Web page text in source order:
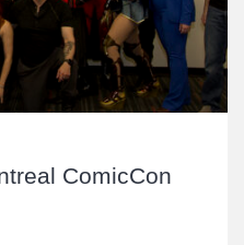
ComicCon